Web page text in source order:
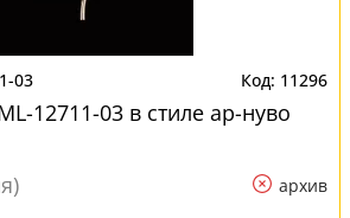
03 11296
12711-03 в стиле ар-нуво
архив